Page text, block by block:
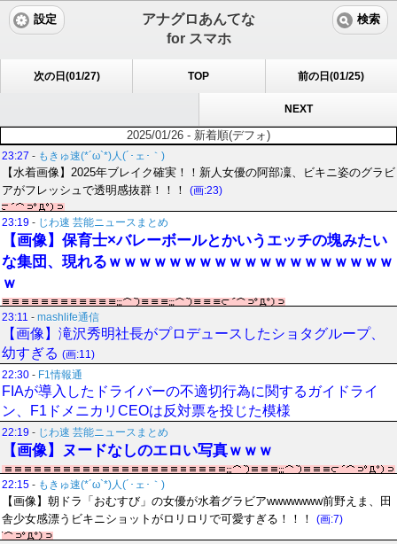
アナグロあんてな
for スマホ
設定 検索
次の日(01/27) TOP 前の日(01/25)
NEXT
2025/01/26 - 新着順(デフォ)
23:27 - もきゅ速(*´ω`*)人(´･ェ･｀)
【水着画像】2025年ブレイク確実！！新人女優の阿部凜、ビキニ姿のグラビ
アがフレッシュで透明感抜群！！！
(画:23)
23:19 - じわ速 芸能ニュースまとめ
【画像】保育士×バレーボールとかいうエッチの塊みたい
な集団、現れるｗｗｗｗｗｗｗｗｗｗｗｗｗｗｗｗｗｗｗ
ｗ
23:11 - mashlife通信
【画像】滝沢秀明社長がプロデュースしたショタグループ、
幼すぎる (画:11)
22:30 - F1情報通
FIAが導入したドライバーの不適切行為に関するガイドライ
ン、F1ドメニカリCEOは反対票を投じた模様
22:19 - じわ速 芸能ニュースまとめ
【画像】ヌードなしのエロい写真ｗｗｗ
22:15 - もきゅ速(*´ω`*)人(´･ェ･｀)
【画像】朝ドラ「おむすび」の女優が水着グラビアwwwwwww前野えま、田
舎少女感漂うビキニショットがロリロリで可愛すぎる！！！
(画:7)